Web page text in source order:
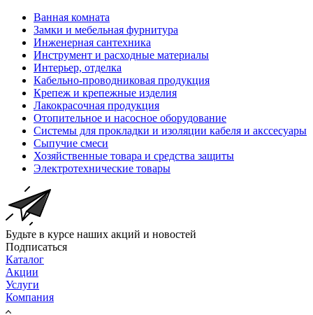
Ванная комната
Замки и мебельная фурнитура
Инженерная сантехника
Инструмент и расходные материалы
Интерьер, отделка
Кабельно-проводниковая продукция
Крепеж и крепежные изделия
Лакокрасочная продукция
Отопительное и насосное оборудование
Системы для прокладки и изоляции кабеля и акссесуары
Сыпучие смеси
Хозяйственные товара и средства защиты
Электротехнические товары
Будьте в курсе наших акций и новостей
Подписаться
Каталог
Акции
Услуги
Компания